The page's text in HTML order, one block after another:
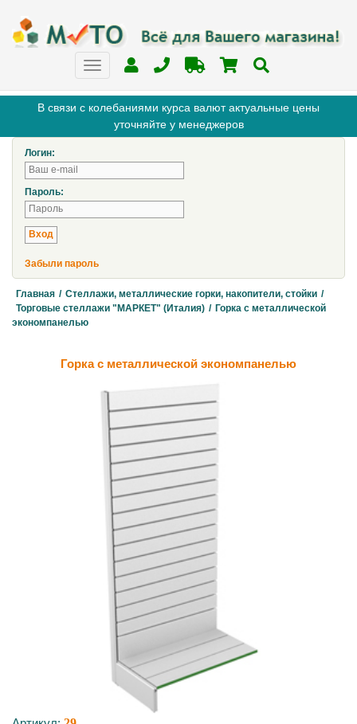
В связи с колебаниями курса валют актуальные цены
уточняйте у менеджеров
Логин:
Пароль:
Забыли пароль
Главная / Стеллажи, металлические горки, накопители, стойки /
Торговые стеллажи "МАРКЕТ" (Италия) / Горка с металлической
экономпанелью
Горка с металлической экономпанелью